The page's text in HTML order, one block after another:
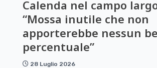
Calenda nel campo
“Mossa inutile che non
apporterebbe nessun
percentuale”
28 Luglio 2026